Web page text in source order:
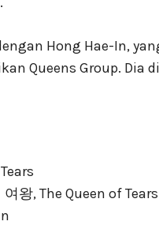
Hong Hae-In,
Queens Group. Dia
왕, The Queen of